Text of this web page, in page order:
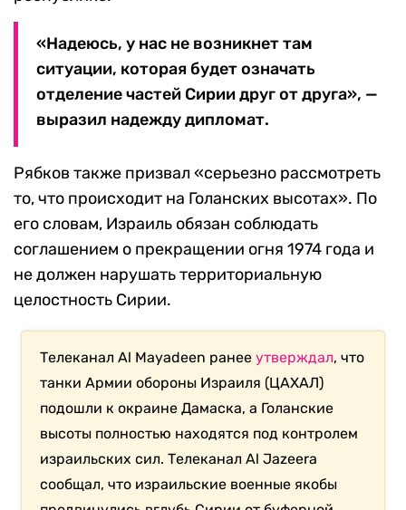
«Надеюсь, у нас не возникнет там
ситуации, которая будет означать
отделение частей Сирии друг от друга», —
выразил надежду дипломат.
Рябков также призвал «серьезно рассмотреть
то, что происходит на Голанских высотах». По
его словам, Израиль обязан соблюдать
соглашением о прекращении огня 1974 года и
не должен нарушать территориальную
целостность Сирии.
Телеканал Al Mayadeen ранееутверждал, что
танки Армии обороны Израиля (ЦАХАЛ)
подошли к окраине Дамаска, а Голанские
высоты полностью находятся под контролем
израильских сил. Телеканал Al Jazeera
сообщал, что израильские военные якобы